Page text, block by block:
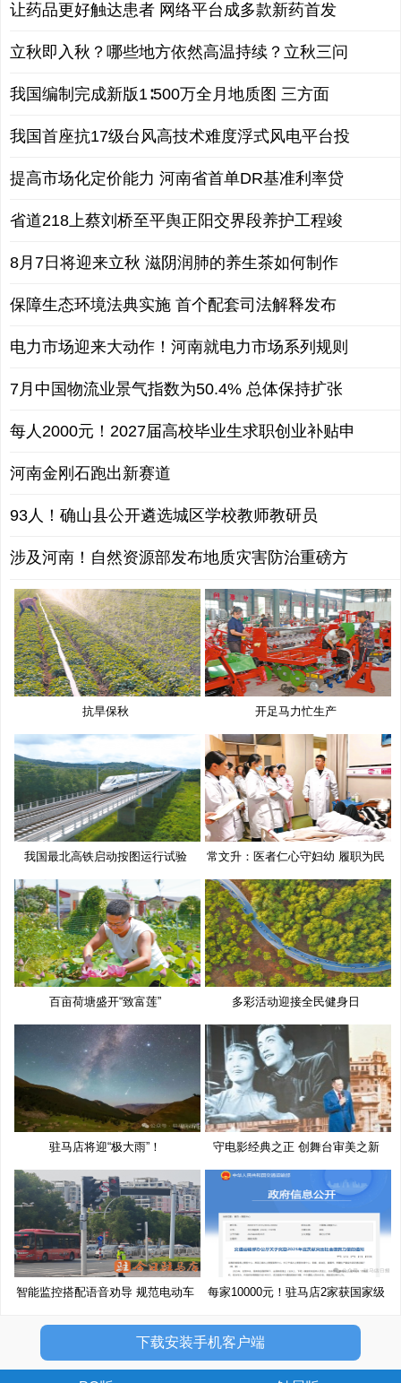
让药品更好触达患者 网络平台成多款新药首发
立秋即入秋？哪些地方依然高温持续？立秋三问
我国编制完成新版1∶500万全月地质图 三方面
我国首座抗17级台风高技术难度浮式风电平台投
提高市场化定价能力 河南省首单DR基准利率贷
省道218上蔡刘桥至平舆正阳交界段养护工程竣
8月7日将迎来立秋 滋阴润肺的养生茶如何制作
保障生态环境法典实施 首个配套司法解释发布
电力市场迎来大动作！河南就电力市场系列规则
7月中国物流业景气指数为50.4% 总体保持扩张
每人2000元！2027届高校毕业生求职创业补贴申
河南金刚石跑出新赛道
93人！确山县公开遴选城区学校教师教研员
涉及河南！自然资源部发布地质灾害防治重磅方
抗旱保秋 开足马力忙生产
我国最北高铁启动按图运行试验 常文升：医者仁心守妇幼 履职为民
百亩荷塘盛开“致富莲” 多彩活动迎接全民健身日
驻马店将迎“极大雨”！ 守电影经典之正 创舞台审美之新
智能监控搭配语音劝导 规范电动车
每家10000元！驻马店2家获国家级
下载安装手机客户端